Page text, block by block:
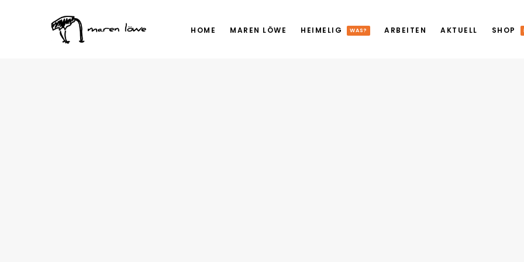
HOME MAREN LÖWE HEIMELIG WAS? ARBEITEN AKTUELL SHOP